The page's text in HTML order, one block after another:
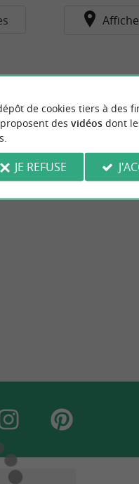
de cookies tiers à des
des vidéosdont
JE REFUSE